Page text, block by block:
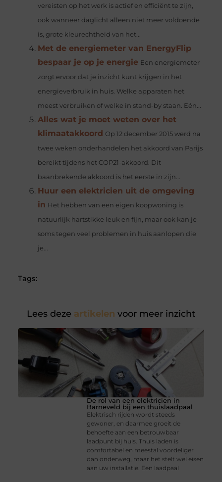
vereisten op het werk is actief en efficiënt te zijn,
ook wanneer daglicht alleen niet meer voldoende
is, grote kleurechtheid van het...
Met de energiemeter van EnergyFlip
bespaar je op je energie Een energiemeter
zorgt ervoor dat je inzicht kunt krijgen in het
energieverbruik in huis. Welke apparaten het
meest verbruiken of welke in stand-by staan. Eén...
Alles wat je moet weten over het
klimaatakkoord Op 12 december 2015 werd na
twee weken onderhandelen het akkoord van Parijs
bereikt tijdens het COP21-akkoord. Dit
baanbrekende akkoord is het eerste in zijn...
Huur een elektricien uit de omgeving
in Het hebben van een eigen koopwoning is
natuurlijk hartstikke leuk en fijn, maar ook kan je
soms tegen veel problemen in huis aanlopen die
je...
Tags:
Lees deze artikelen voor meer inzicht
De rol van een elektricien in
Barneveld bij een thuislaadpaal
Elektrisch rijden wordt steeds
gewoner, en daarmee groeit de
behoefte aan een betrouwbaar
laadpunt bij huis. Thuis laden is
comfortabel en meestal voordeliger
dan onderweg, maar het stelt wel eisen
aan uw installatie. Een laadpaal